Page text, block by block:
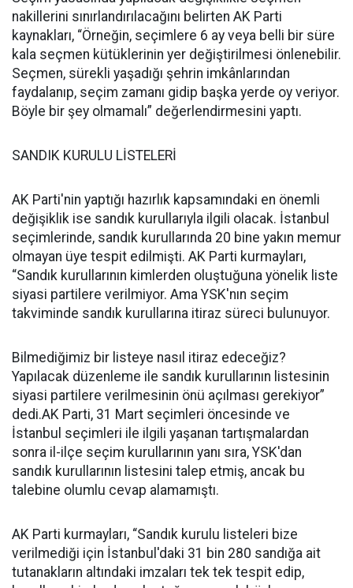
nakillerini sınırlandırılacağını belirten AK Parti
kaynakları, “Örneğin, seçimlere 6 ay veya belli bir süre
kala seçmen kütüklerinin yer değiştirilmesi önlenebilir.
Seçmen, sürekli yaşadığı şehrin imkânlarından
faydalanıp, seçim zamanı gidip başka yerde oy veriyor.
Böyle bir şey olmamalı” değerlendirmesini yaptı.
SANDIK KURULU LİSTELERİ
AK Parti'nin yaptığı hazırlık kapsamındaki en önemli
değişiklik ise sandık kurullarıyla ilgili olacak. İstanbul
seçimlerinde, sandık kurullarında 20 bine yakın memur
olmayan üye tespit edilmişti. AK Parti kurmayları,
“Sandık kurullarının kimlerden oluştuğuna yönelik liste
siyasi partilere verilmiyor. Ama YSK'nın seçim
takviminde sandık kurullarına itiraz süreci bulunuyor.
Bilmediğimiz bir listeye nasıl itiraz edeceğiz?
Yapılacak düzenleme ile sandık kurullarının listesinin
siyasi partilere verilmesinin önü açılması gerekiyor”
dedi.AK Parti, 31 Mart seçimleri öncesinde ve
İstanbul seçimleri ile ilgili yaşanan tartışmalardan
sonra il-ilçe seçim kurullarının yanı sıra, YSK'dan
sandık kurullarının listesini talep etmiş, ancak bu
talebine olumlu cevap alamamıştı.
AK Parti kurmayları, “Sandık kurulu listeleri bize
verilmediği için İstanbul'daki 31 bin 280 sandığa ait
tutanakların altındaki imzaları tek tek tespit edip,